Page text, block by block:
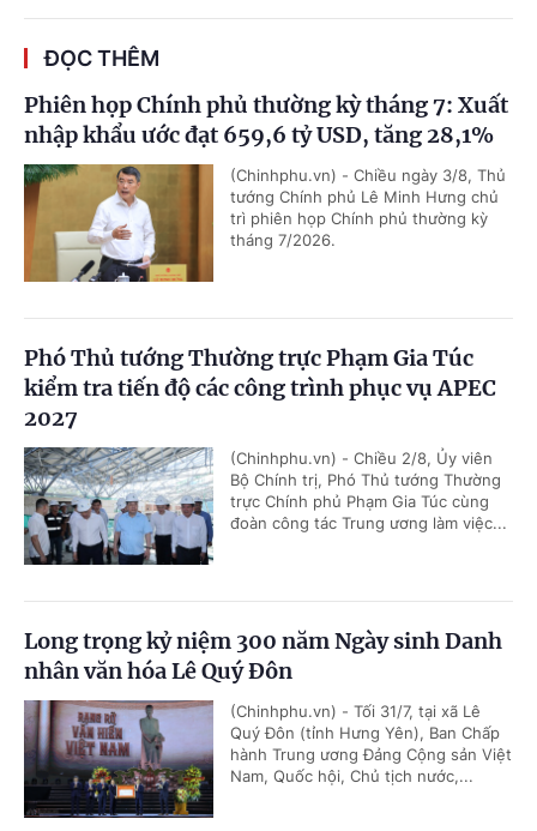
ĐỌC THÊM
Phiên họp Chính phủ thường kỳ tháng 7: Xuất
nhập khẩu ước đạt 659,6 tỷ USD, tăng 28,1%
(Chinhphu.vn) - Chiều ngày 3/8, Thủ
tướng Chính phủ Lê Minh Hưng chủ
trì phiên họp Chính phủ thường kỳ
tháng 7/2026.
Phó Thủ tướng Thường trực Phạm Gia Túc
kiểm tra tiến độ các công trình phục vụ APEC
2027
(Chinhphu.vn) - Chiều 2/8, Ủy viên
Bộ Chính trị, Phó Thủ tướng Thường
trực Chính phủ Phạm Gia Túc cùng
đoàn công tác Trung ương làm việc...
Long trọng kỷ niệm 300 năm Ngày sinh Danh
nhân văn hóa Lê Quý Đôn
(Chinhphu.vn) - Tối 31/7, tại xã Lê
Quý Đôn (tỉnh Hưng Yên), Ban Chấp
hành Trung ương Đảng Cộng sản Việt
Nam, Quốc hội, Chủ tịch nước,...